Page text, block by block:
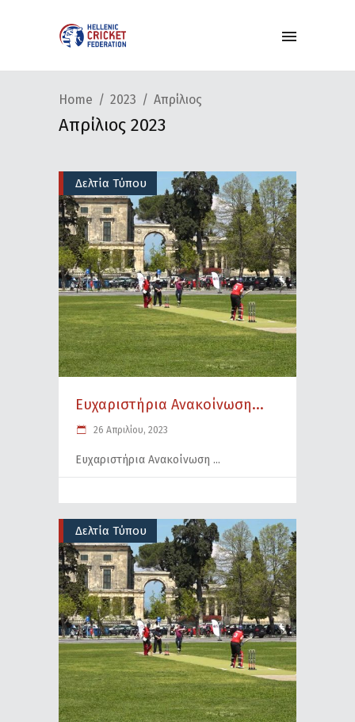
Home 2023 Απρίλιος
Απρίλιος 2023
Δελτία Τύπου
Eυχαριστήρια Ανακοίνωση...
26 Απριλίου, 2023
Eυχαριστήρια Ανακοίνωση
Δελτία Τύπου